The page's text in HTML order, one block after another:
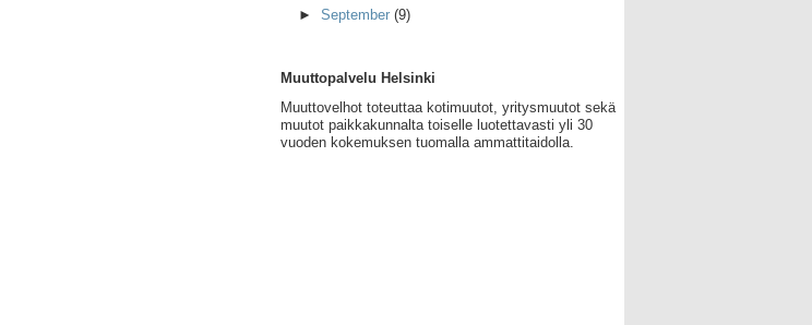
► September (9)
Muuttopalvelu Helsinki
Muuttovelhot toteuttaa kotimuutot, yritysmuutot sekä
muutot paikkakunnalta toiselle luotettavasti yli 30
vuoden kokemuksen tuomalla ammattitaidolla.